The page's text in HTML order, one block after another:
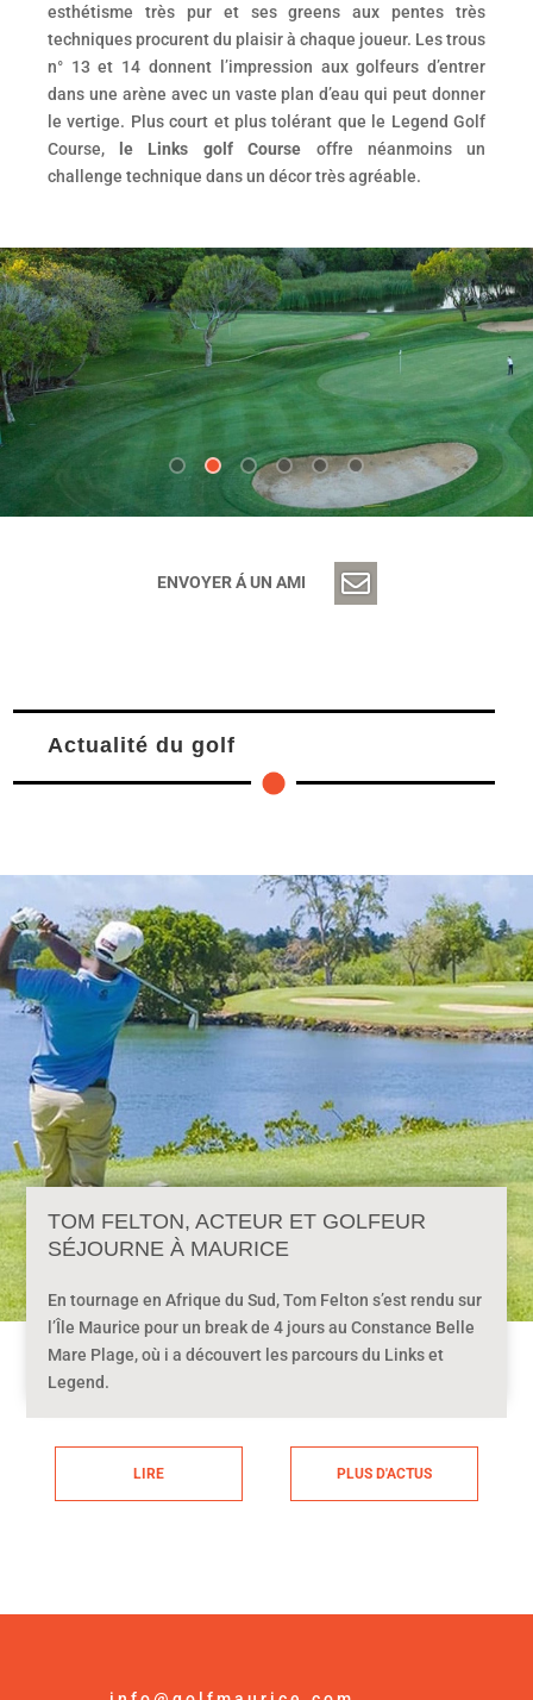
esthétisme très pur et ses greens aux pentes très
techniques procurent du plaisir à chaque joueur. Les trous
n° 13 et 14 donnent l’impression aux golfeurs d’entrer
dans une arène avec un vaste plan d’eau qui peut donner
le vertige. Plus court et plus tolérant que le Legend Golf
Course,
le Links golf Course offre néanmoins un
challenge technique dans un décor très agréable.
ENVOYER Á UN AMI
Actualité du golf
TOM FELTON, ACTEUR ET GOLFEUR
SÉJOURNE À MAURICE
En tournage en Afrique du Sud, Tom Felton s’est rendu sur
l’Île Maurice pour un break de 4 jours au Constance Belle
Mare Plage, où i a découvert les parcours du Links et
Legend.
LIRE PLUS D'ACTUS